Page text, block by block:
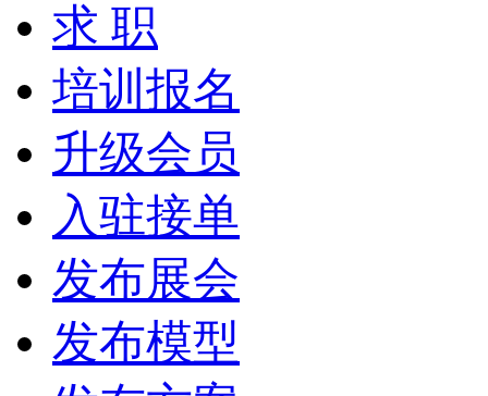
求 职
培训报名
升级会员
入驻接单
发布展会
发布模型